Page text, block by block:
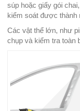
súp hoặc giấy gói
kiểm soát được thành
Các vật thể lớn, như
chụp và kiểm tra toàn